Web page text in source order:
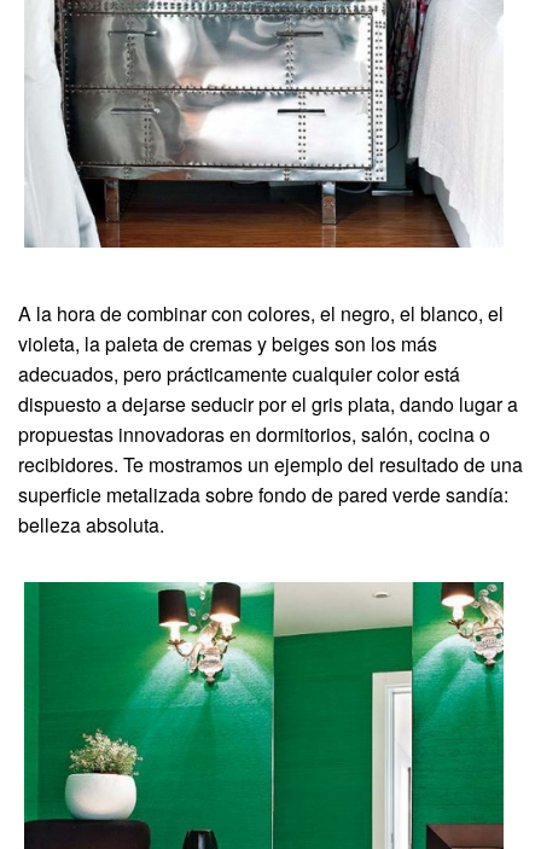
A la hora de combinar con colores, el negro, el blanco, el
violeta, la paleta de cremas y beiges son los más
adecuados, pero prácticamente cualquier color está
dispuesto a dejarse seducir por el gris plata, dando lugar a
propuestas innovadoras en dormitorios, salón, cocina o
recibidores. Te mostramos un ejemplo del resultado de una
superficie metalizada sobre fondo de pared verde sandía:
belleza absoluta.